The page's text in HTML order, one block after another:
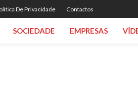
De Privacidade Contactos
SOCIEDADE EMPRESAS